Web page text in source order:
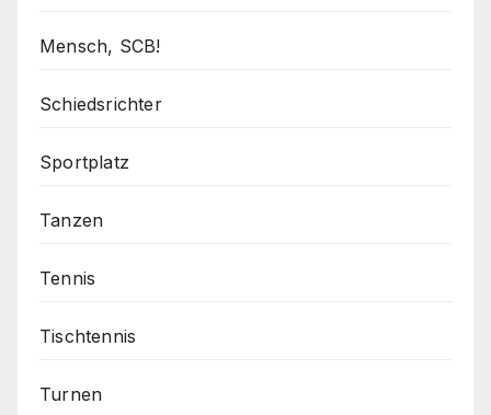
Mensch, SCB!
Schiedsrichter
Sportplatz
Tanzen
Tennis
Tischtennis
Turnen